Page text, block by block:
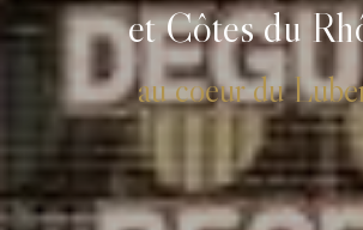
et Côtes du
au coeur du